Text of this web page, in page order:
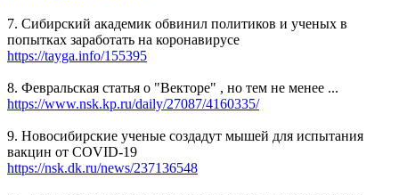
7. Сибирский академик обвинил политиков и ученых в
попытках заработать на коронавирусе
https://tayga.info/155395
8. Февральская статья о "Векторе" , но тем не менее ...
https://www.nsk.kp.ru/daily/27087/4160335/
9. Новосибирские ученые создадут мышей для испытания
вакцин от COVID-19
https://nsk.dk.ru/news/237136548